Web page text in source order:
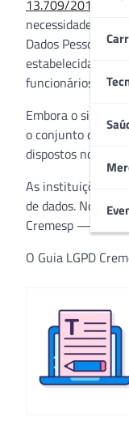
13.709/2018
—
necessidade e da
Dados Pessoais
estabelecidas na
funcionários e
Embora o sigilo e
o conjunto de
dispostos no
As instituições
de dados. No
Cremesp —, o
O Guia LGPD